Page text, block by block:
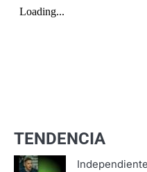
TENDENCIA